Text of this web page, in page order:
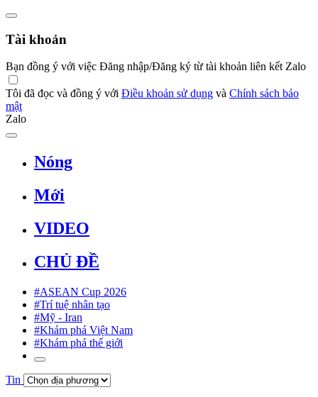
Tài khoản
Bạn đồng ý với việc Đăng nhập/Đăng ký từ tài khoản liên kết Zalo
Tôi đã đọc và đồng ý với Điều khoản sử dụng và Chính sách bảo
mật
Zalo
Nóng
Mới
VIDEO
CHỦ ĐỀ
#ASEAN Cup 2026
#Trí tuệ nhân tạo
#Mỹ - Iran
#Khám phá Việt Nam
#Khám phá thế giới
Tin